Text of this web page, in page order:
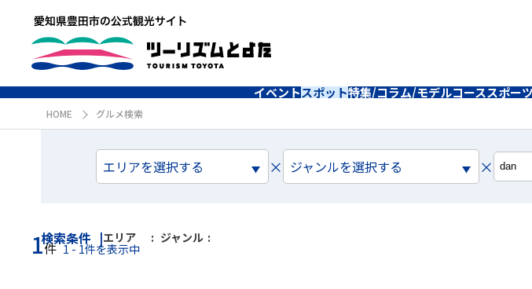
イベントスポット特集/コラム/モデルコーススポーツ
HOME グルメ検索
エリアを選択する × ジャンルを選択する ×
検索条件 エリア ジャンル
1件 1 - 1件を表示中